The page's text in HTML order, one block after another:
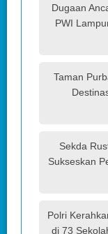
Dugaan
PWI
Taman
Sekda
Sukseskan
Polri
di 73